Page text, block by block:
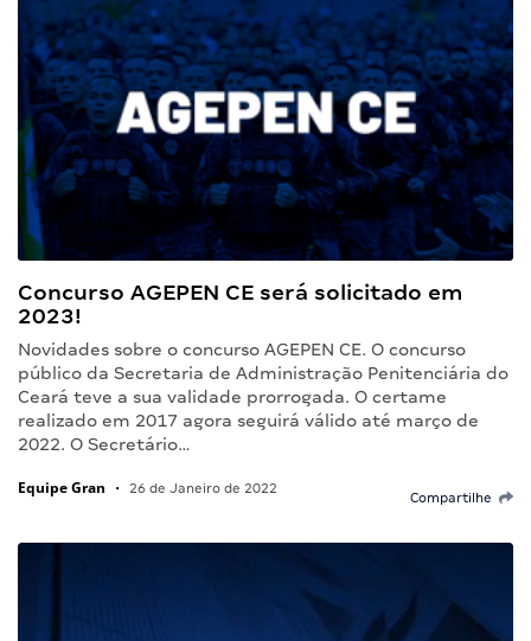
Concurso AGEPEN CE será solicitado em
2023!
Novidades sobre o concurso AGEPEN CE. O concurso
público da Secretaria de Administração Penitenciária do
Ceará teve a sua validade prorrogada. O certame
realizado em 2017 agora seguirá válido até março de
2022. O Secretário…
Equipe Gran • 26 de Janeiro de 2022
Compartilhe